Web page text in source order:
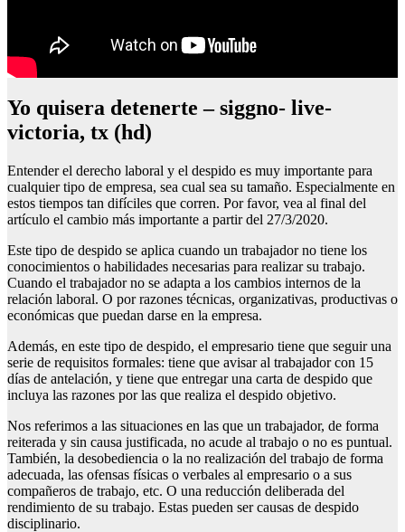
Yo quisera detenerte – siggno- live-
victoria, tx (hd)
Entender el derecho laboral y el despido es muy importante para
cualquier tipo de empresa, sea cual sea su tamaño. Especialmente en
estos tiempos tan difíciles que corren. Por favor, vea al final del
artículo el cambio más importante a partir del 27/3/2020.
Este tipo de despido se aplica cuando un trabajador no tiene los
conocimientos o habilidades necesarias para realizar su trabajo.
Cuando el trabajador no se adapta a los cambios internos de la
relación laboral. O por razones técnicas, organizativas, productivas o
económicas que puedan darse en la empresa.
Además, en este tipo de despido, el empresario tiene que seguir una
serie de requisitos formales: tiene que avisar al trabajador con 15
días de antelación, y tiene que entregar una carta de despido que
incluya las razones por las que realiza el despido objetivo.
Nos referimos a las situaciones en las que un trabajador, de forma
reiterada y sin causa justificada, no acude al trabajo o no es puntual.
También, la desobediencia o la no realización del trabajo de forma
adecuada, las ofensas físicas o verbales al empresario o a sus
compañeros de trabajo, etc. O una reducción deliberada del
rendimiento de su trabajo. Estas pueden ser causas de despido
disciplinario.